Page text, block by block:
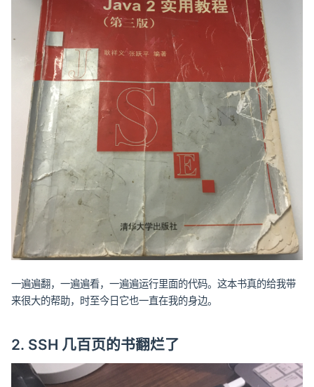
一遍遍翻，一遍遍看，一遍遍运行里面的代码。这本书真的给我带
来很大的帮助，时至今日它也一直在我的身边。
2. SSH 几百页的书翻烂了